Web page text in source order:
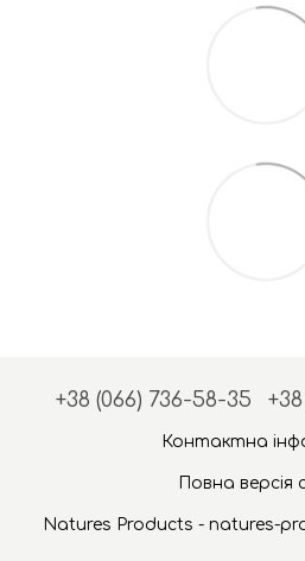
+38 (066) 736-58-35
Контактна
Повна версія
Natures Products - natures-